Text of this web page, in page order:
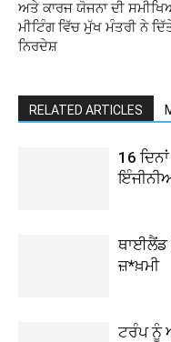
ਅਤੇ ਕਾਰਜ ਯੋਜਨਾ ਦੀ
ਮੀਟਿੰਗ ਵਿੱਚ ਮੁੱਖ ਮੰਤਰੀ ਨੇ
ਨਿਰਦੇਸ਼
RELATED ARTICLES
16
ਥਾਈਲੈਂਡ
ਜ਼*ਖ਼ਮੀ
ਟਰੰਪ ਨੂੰ